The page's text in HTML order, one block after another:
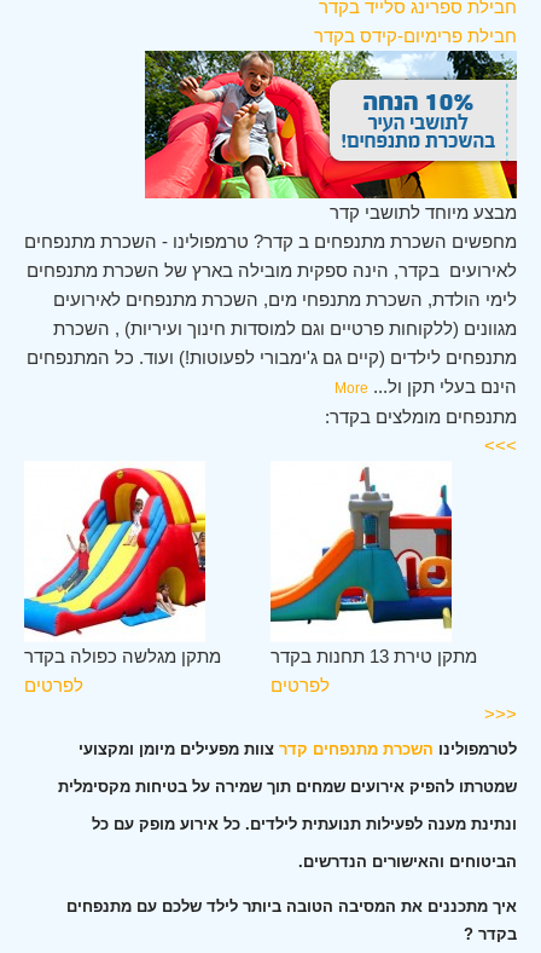
חבילת ספרינג סלייד בקדר
חבילת פרימיום-קידס בקדר
מבצע מיוחד לתושבי קדר
מחפשים השכרת מתנפחים ב קדר? טרמפולינו - השכרת מתנפחים
לאירועים בקדר, הינה ספקית מובילה בארץ של השכרת מתנפחים
לימי הולדת, השכרת מתנפחי מים, השכרת מתנפחים לאירועים
מגוונים (ללקוחות פרטיים וגם למוסדות חינוך ועיריות) , השכרת
מתנפחים לילדים (קיים גם ג'ימבורי לפעוטות!) ועוד. כל המתנפחים
הינם בעלי תקן ול...
More
מתנפחים מומלצים בקדר:
>>>
מתקן מגלשה כפולה בקדר
לפרטים
מתקן טירת 13 תחנות בקדר
לפרטים
<<<
לטרמפולינו השכרת מתנפחים קדר צוות מפעילים מיומן ומקצועי
שמטרתו להפיק אירועים שמחים תוך שמירה על בטיחות מקסימלית
ונתינת מענה לפעילות תנועתית לילדים. כל אירוע מופק עם כל
הביטוחים והאישורים הנדרשים.
איך מתכננים את המסיבה הטובה ביותר לילד שלכם עם מתנפחים
בקדר ?